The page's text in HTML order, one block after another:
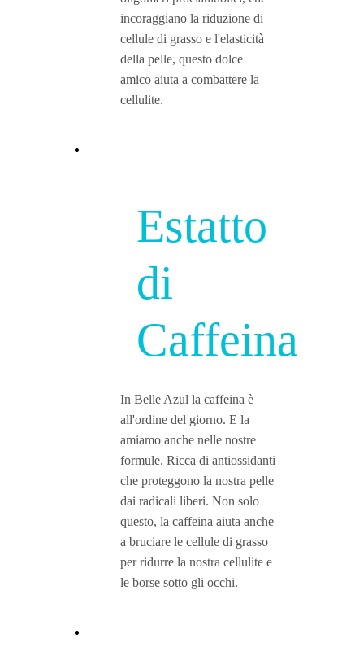
incoraggiano la riduzione di
cellule di grasso e l'elasticità
della pelle, questo dolce
amico aiuta a combattere la
cellulite.
Estatto
di
Caffeina
In Belle Azul la caffeina è
all'ordine del giorno. E la
amiamo anche nelle nostre
formule. Ricca di antiossidanti
che proteggono la nostra pelle
dai radicali liberi. Non solo
questo, la caffeina aiuta anche
a bruciare le cellule di grasso
per ridurre la nostra cellulite e
le borse sotto gli occhi.